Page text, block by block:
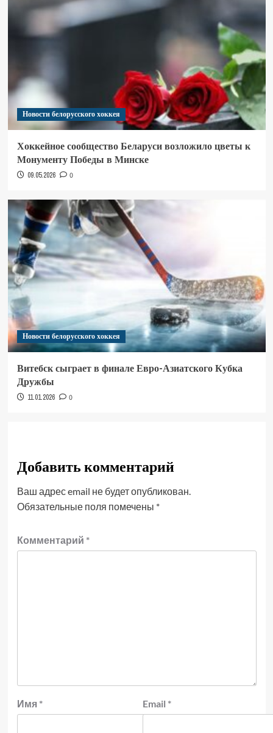
Новости белорусского хоккея
Хоккейное сообщество Беларуси возложило цветы к
Монументу Победы в Минске
09.05.2026 0
Новости белорусского хоккея
Витебск сыграет в финале Евро-Азиатского Кубка
Дружбы
11.01.2026 0
Добавить комментарий
Ваш адрес email не будет опубликован.
Обязательные поля помечены *
Комментарий *
Имя * Email *